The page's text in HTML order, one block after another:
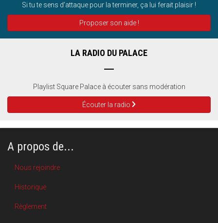
Si tu te sens d’attaque pour la terminer, ça lui ferait plaisir !
Proposer son aide !
LA RADIO DU PALACE
Playlist Square Palace à écouter sans modération
Écouter la radio
A propos de...
Nous rejoindre
Historique
Règlement